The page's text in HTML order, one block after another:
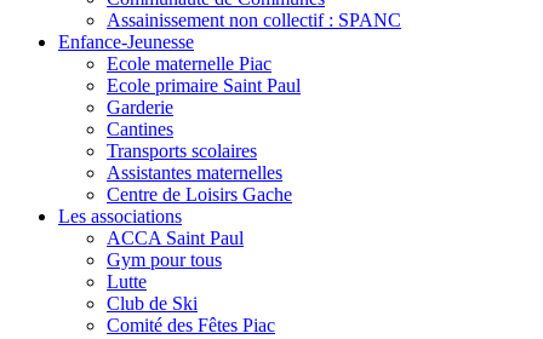
Assainissement non collectif : SPANC
Enfance-Jeunesse
Ecole maternelle Piac
Ecole primaire Saint Paul
Garderie
Cantines
Transports scolaires
Assistantes maternelles
Centre de Loisirs Gache
Les associations
ACCA Saint Paul
Gym pour tous
Lutte
Club de Ski
Comité des Fêtes Piac